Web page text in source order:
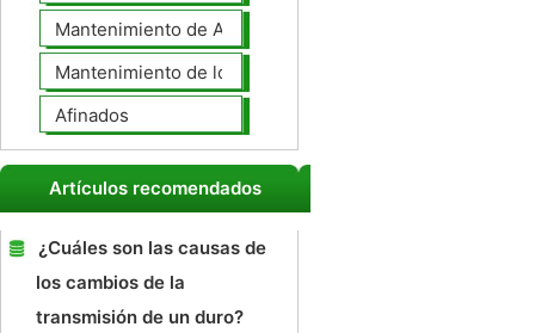
Mantenimiento de Automotores Profesional
Mantenimiento de los neumáticos
Afinados
Artículos recomendados
¿Cuáles son las causas de
los cambios de la
transmisión de un duro?